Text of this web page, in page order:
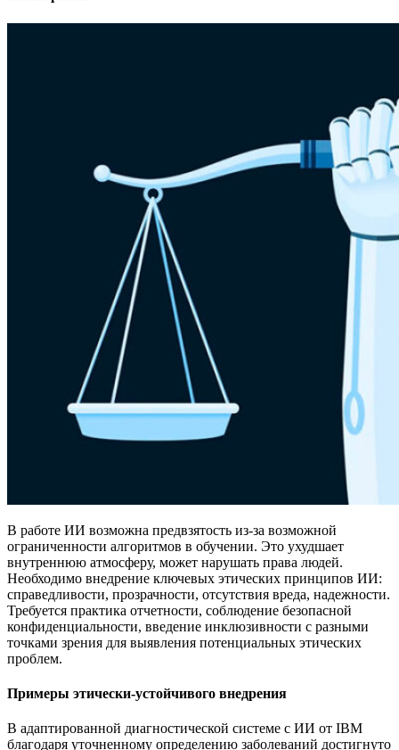
В работе ИИ возможна предвзятость из-за возможной
ограниченности алгоритмов в обучении. Это ухудшает
внутреннюю атмосферу, может нарушать права людей.
Необходимо внедрение ключевых этических принципов ИИ:
справедливости, прозрачности, отсутствия вреда, надежности.
Требуется практика отчетности, соблюдение безопасной
конфиденциальности, введение инклюзивности с разными
точками зрения для выявления потенциальных этических
проблем.
Примеры этически-устойчивого внедрения
В адаптированной диагностической системе с ИИ от IBM
благодаря уточненному определению заболеваний достигнуто